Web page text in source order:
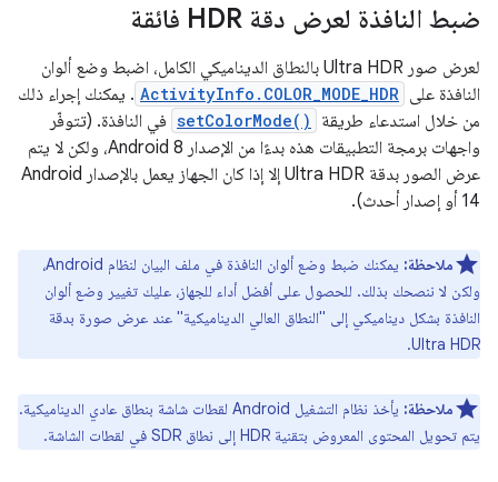
ضبط النافذة لعرض دقة HDR فائقة
لعرض صور Ultra HDR بالنطاق الديناميكي الكامل، اضبط وضع ألوان
النافذة على ActivityInfo.COLOR_MODE_HDR . يمكنك إجراء ذلك
من خلال استدعاء طريقة
setColorMode() في النافذة. (تتوفّر
واجهات برمجة التطبيقات هذه بدءًا من الإصدار Android 8، ولكن لا يتم
عرض الصور بدقة Ultra HDR إلا إذا كان الجهاز يعمل بالإصدار Android
14 أو إصدار أحدث).
ملاحظة:
يمكنك ضبط وضع ألوان النافذة في ملف البيان لنظام Android،
ولكن لا ننصحك بذلك. للحصول على أفضل أداء للجهاز، عليك تغيير وضع ألوان
النافذة بشكل ديناميكي إلى "النطاق العالي الديناميكية" عند عرض صورة بدقة
Ultra HDR.
ملاحظة:
يأخذ نظام التشغيل Android لقطات شاشة بنطاق عادي الديناميكية.
يتم تحويل المحتوى المعروض بتقنية HDR إلى نطاق SDR في لقطات الشاشة.